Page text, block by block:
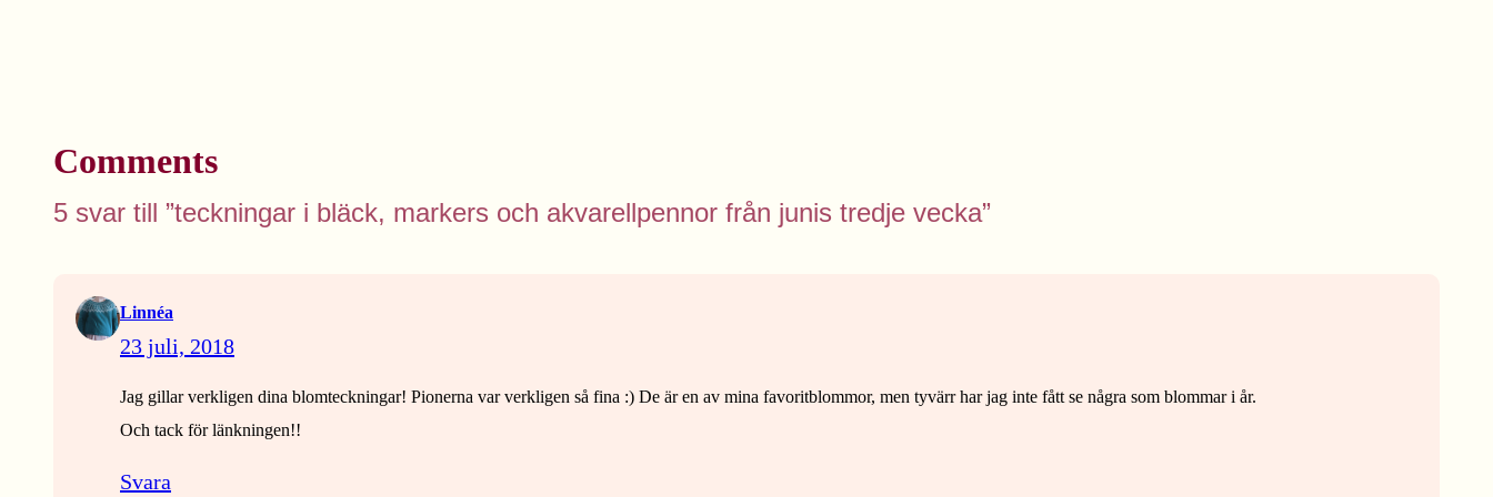
Comments
5 svar till ”teckningar i bläck, markers och akvarellpennor från junis tredje vecka”
Linnéa
23 juli, 2018
Jag gillar verkligen dina blomteckningar! Pionerna var verkligen så fina :) De är en av mina favoritblommor, men tyvärr har jag inte fått se några som blommar i år.
Och tack för länkningen!!
Svara